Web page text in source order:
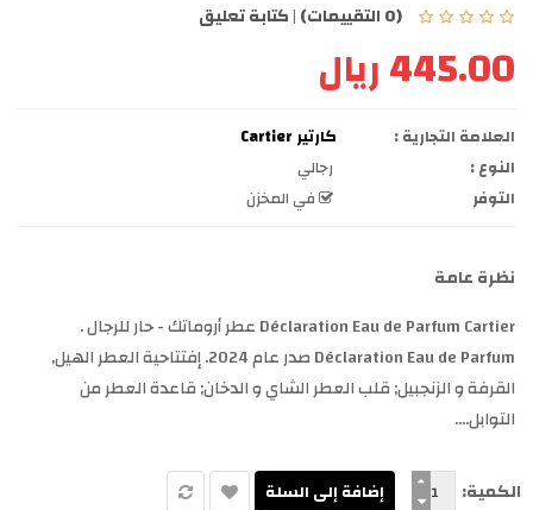
(0 التقييمات) |كتابة تعليق
445.00 ريال
العلامة التجارية :
كارتير Cartier
النوع :
رجالي
التوفر
في المخزن
نظرة عامة
Déclaration Eau de Parfum Cartier عطر أروماتك - حار للرجال .
Déclaration Eau de Parfum صدر عام 2024. إفتتاحية العطر الهيل,
القرفة و الزنجبيل; قلب العطر الشاي و الدخان; قاعدة العطر من
التوابل....
الكمية: